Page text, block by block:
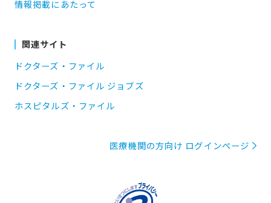
情報掲載にあたって
関連サイト
ドクターズ・ファイル
ドクターズ・ファイル ジョブズ
ホスピタルズ・ファイル
医療機関の方向け ログインページ